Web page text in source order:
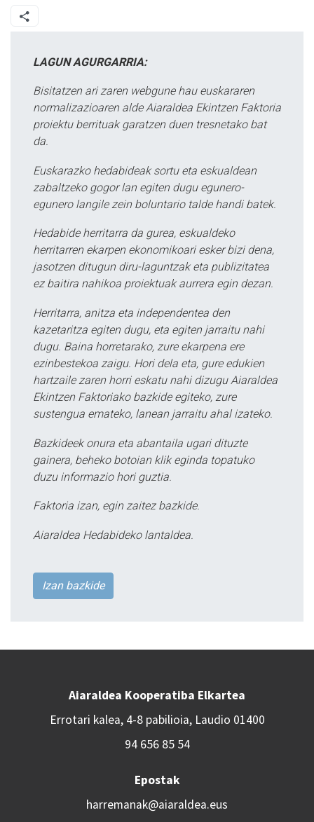
LAGUN AGURGARRIA:
Bisitatzen ari zaren webgune hau euskararen
normalizazioaren alde Aiaraldea Ekintzen Faktoria
proiektu berrituak garatzen duen tresnetako bat
da.
Euskarazko hedabideak sortu eta eskualdean
zabaltzeko gogor lan egiten dugu egunero-
egunero langile zein boluntario talde handi batek.
Hedabide herritarra da gurea, eskualdeko
herritarren ekarpen ekonomikoari esker bizi dena,
jasotzen ditugun diru-laguntzak eta publizitatea
ez baitira nahikoa proiektuak aurrera egin dezan.
Herritarra, anitza eta independentea den
kazetaritza egiten dugu, eta egiten jarraitu nahi
dugu. Baina horretarako, zure ekarpena ere
ezinbestekoa zaigu. Hori dela eta, gure edukien
hartzaile zaren horri eskatu nahi dizugu Aiaraldea
Ekintzen Faktoriako bazkide egiteko, zure
sustengua emateko, lanean jarraitu ahal izateko.
Bazkideek onura eta abantaila ugari dituzte
gainera, beheko botoian klik eginda topatuko
duzu informazio hori guztia.
Faktoria izan, egin zaitez bazkide.
Aiaraldea Hedabideko lantaldea.
Izan bazkide
Aiaraldea Kooperatiba Elkartea
Errotari kalea, 4-8 pabilioia, Laudio 01400
94 656 85 54
Epostak
harremanak@aiaraldea.eus